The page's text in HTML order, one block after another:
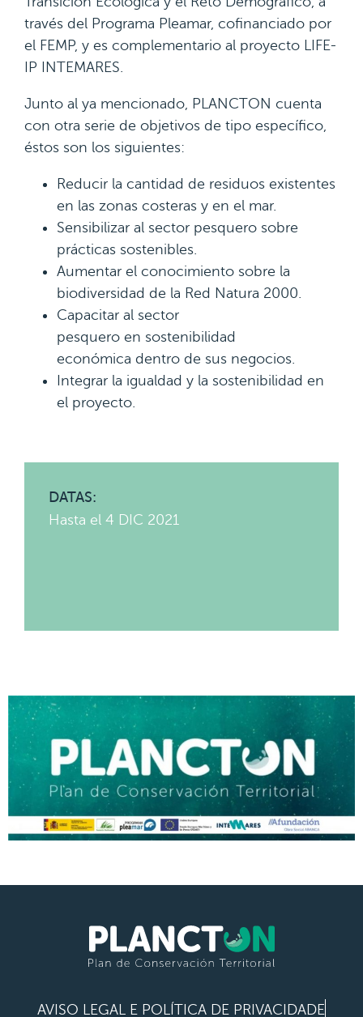
través del Programa Pleamar, cofinanciado por
el FEMP, y es complementario al proyecto LIFE-
IP INTEMARES.
Junto al ya mencionado, PLANCTON cuenta
con otra serie de objetivos de tipo específico,
éstos son los siguientes:
Reducir la cantidad de residuos existentes
en las zonas costeras y en el mar.
Sensibilizar al sector pesquero sobre
prácticas sostenibles.
Aumentar el conocimiento sobre la
biodiversidad de la Red Natura 2000.
Capacitar al sector
pesquero en sostenibilidad
económica dentro de sus negocios.
Integrar la igualdad y la sostenibilidad en
el proyecto.
DATAS:
Hasta el 4 DIC 2021
AVISO LEGAL E POLÍTICA DE PRIVACIDADE